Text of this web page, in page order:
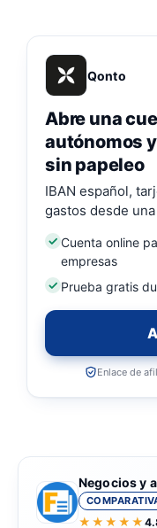
Qonto
Abre una
autónomos
sin papeleo
IBAN español,
gastos desde
Cuenta online
empresas
Prueba gratis
Enlace de
Negocios y
★★★★★